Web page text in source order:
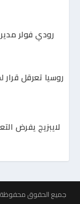
رودي فولر
روسيا تعرقل
لايبزيج يفرض
|جميع الحقوق